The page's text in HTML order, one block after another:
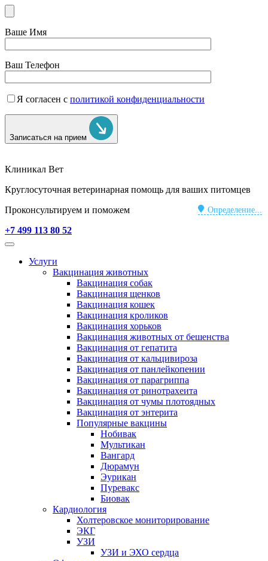
Ваше Имя
Ваш Телефон
Я согласен с политикой конфиденциальности
Записаться на прием
Клиникал Вет
Круглосуточная ветеринарная помощь для ваших питомцев
Определение...
Проконсультируем и поможем
+7 499 113 80 52
Услуги
Вакцинация животных
Вакцинация собак
Вакцинация щенков
Вакцинация кошек
Вакцинация кроликов
Вакцинация хорьков
Вакцинация животных от бешенства
Вакцинация от гепатита
Вакцинация от кальцивироза
Вакцинация от панлейкопении
Вакцинация от парагриппа
Вакцинация от ринотрахеита
Вакцинация от чумы плотоядных
Вакцинация от энтерита
Популярные вакцины
Нобивак
Мультикан
Вангард
Дюрамун
Эурикан
Пуревакс
Биовак
Кардиология
Холтеровское мониторирование
ЭКГ
УЗИ
УЗИ и ЭХО сердца